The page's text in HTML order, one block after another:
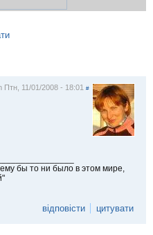
Птн, 11/01/2008 - 18:01 #
бы то ни было в этом мире,
відповісти цитувати